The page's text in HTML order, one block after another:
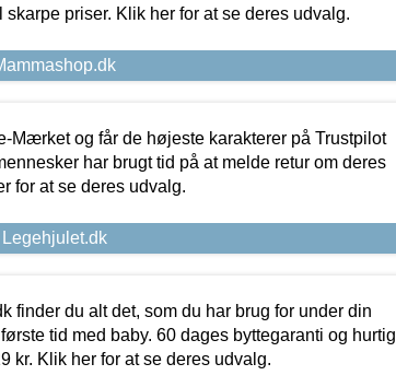
skarpe priser. Klik her for at se deres udvalg.
Mærket og får de højeste karakterer på Trustpilot
har brugt tid på at melde retur om deres
for at se deres udvalg.
finder du alt det, som du har brug for under din
tid med baby. 60 dages byttegaranti og hurtig
kr. Klik her for at se deres udvalg.